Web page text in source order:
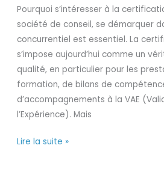
Pourquoi s’intéresser à la
société de conseil, se démarquer
concurrentiel est essentiel. La
s’impose aujourd’hui comme un
qualité, en particulier pour les
formation, de bilans de
d’accompagnements à la VAE
l’Expérience). Mais
une
société
de
conseil
Lire la suite »